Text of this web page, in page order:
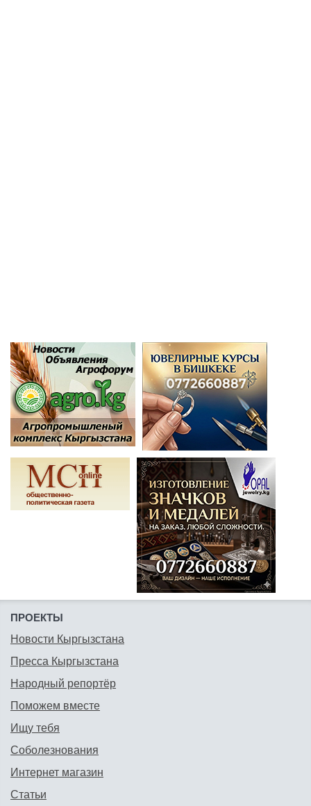
ПРОЕКТЫ
Новости Кыргызстана
Пресса Кыргызстана
Народный репортёр
Поможем вместе
Ищу тебя
Соболезнования
Интернет магазин
Статьи